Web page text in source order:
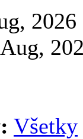
Všetky